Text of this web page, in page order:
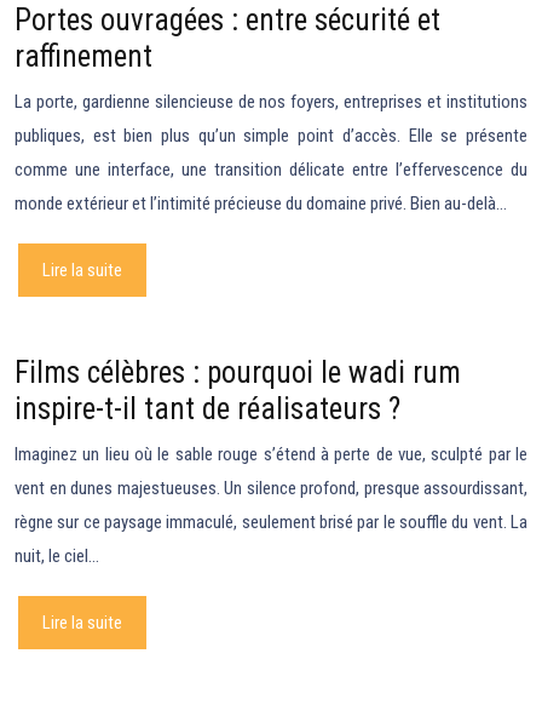
Portes ouvragées : entre sécurité et
raffinement
La porte, gardienne silencieuse de nos foyers, entreprises et institutions
publiques, est bien plus qu’un simple point d’accès. Elle se présente
comme une interface, une transition délicate entre l’effervescence du
monde extérieur et l’intimité précieuse du domaine privé. Bien au-delà…
Lire la suite
Films célèbres : pourquoi le wadi rum
inspire-t-il tant de réalisateurs ?
Imaginez un lieu où le sable rouge s’étend à perte de vue, sculpté par le
vent en dunes majestueuses. Un silence profond, presque assourdissant,
règne sur ce paysage immaculé, seulement brisé par le souffle du vent. La
nuit, le ciel…
Lire la suite